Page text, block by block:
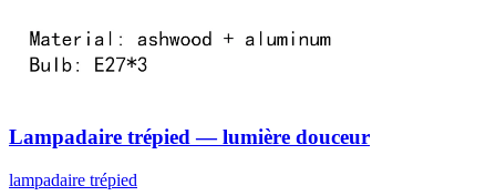
Lampadaire trépied — lumière douceur
lampadaire trépied